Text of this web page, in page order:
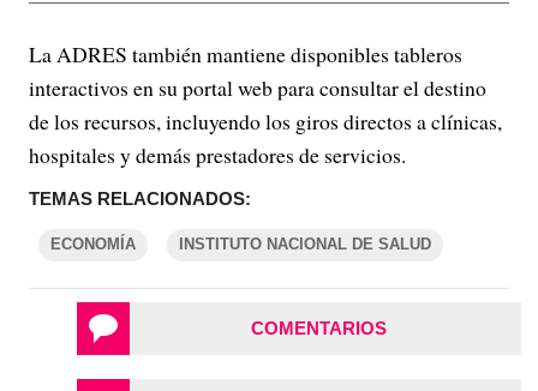
La ADRES también mantiene disponibles tableros
interactivos en su portal web para consultar el destino
de los recursos, incluyendo los giros directos a clínicas,
hospitales y demás prestadores de servicios.
TEMAS RELACIONADOS:
ECONOMÍA INSTITUTO NACIONAL DE SALUD
COMENTARIOS